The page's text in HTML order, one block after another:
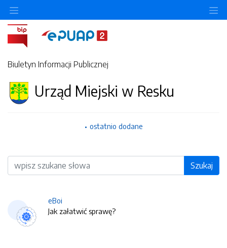
Biuletyn Informacji Publicznej
Urząd Miejski w Resku
ostatnio dodane
Wyszukiwarka Szukaj
eBoi
Jak załatwić sprawę?